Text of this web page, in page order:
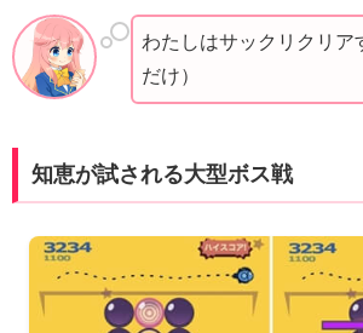
わたしはサックリクリア
だけ）
知恵が試される大型ボス戦